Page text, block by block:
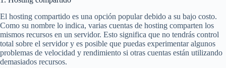
El hosting compartido es una opción popular debido a su bajo costo.
Como su nombre lo indica, varias cuentas de hosting comparten los
mismos recursos en un servidor. Esto significa que no tendrás control
total sobre el servidor y es posible que puedas experimentar algunos
problemas de velocidad y rendimiento si otras cuentas están utilizando
demasiados recursos.